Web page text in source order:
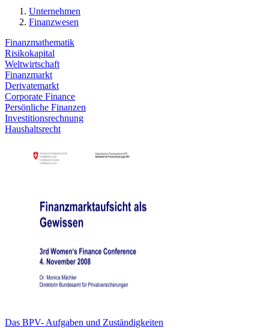
Unternehmen
Finanzwesen
Finanzmathematik
Risikokapital
Weltwirtschaft
Finanzmarkt
Derivatemarkt
Corporate Finance
Persönliche Finanzen
Investitionsrechnung
Haushaltsrecht
Das BPV- Aufgaben und Zuständigkeiten